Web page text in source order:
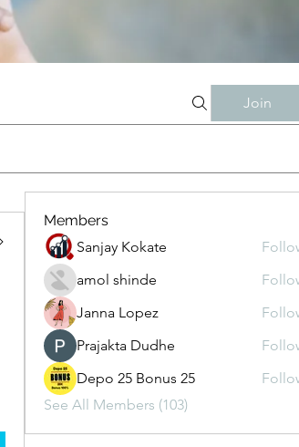
Join
Members
Sanjay Kokate
amol shinde
Janna Lopez
Prajakta Dudhe
Depo 25 Bonus 25
See All Members (103)